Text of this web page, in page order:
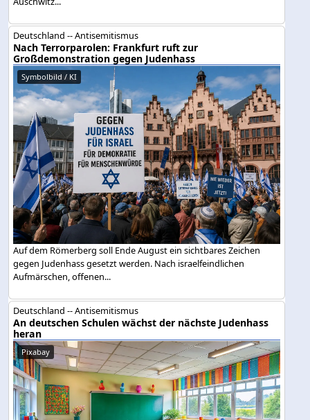
Deutschland -- Antisemitismus
Nach Terrorparolen: Frankfurt ruft zur
Großdemonstration gegen Judenhass
Symbolbild / KI
Auf dem Römerberg soll Ende August ein sichtbares Zeichen
gegen Judenhass gesetzt werden. Nach israelfeindlichen
Aufmärschen, offenen...
Deutschland -- Antisemitismus
An deutschen Schulen wächst der nächste Judenhass
heran
Pixabay